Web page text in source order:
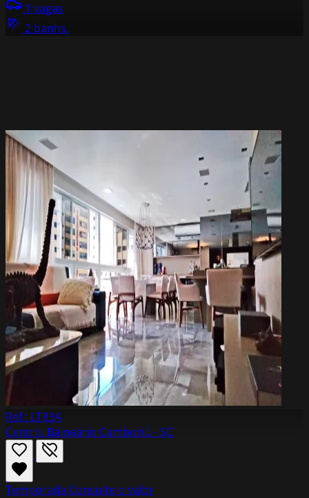
1 vagas
2 banhs.
Ref.: LT83A
Centro, Balneário Camboriú - SC
Temporada Consulte o valor